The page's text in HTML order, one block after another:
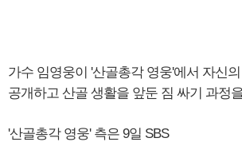
가수 임영웅이 '산골총각 영웅'에서 자신
공개하고 산골 생활을 앞둔 짐 싸기 과정
'산골총각 영웅' 측은 9일 SBS